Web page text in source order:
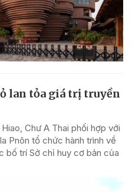
lan tỏa giá trị truyền
Chư A Thai phối hợp với
Pnôn tổ chức hành trình về
bố trí Sở chỉ huy cơ bản của